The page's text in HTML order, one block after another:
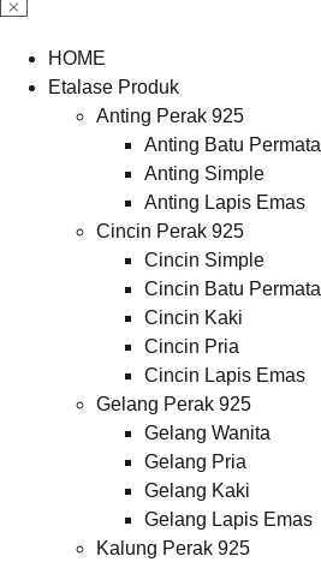
HOME
Etalase Produk
Anting Perak 925
Anting Batu Permata
Anting Simple
Anting Lapis Emas
Cincin Perak 925
Cincin Simple
Cincin Batu Permata
Cincin Kaki
Cincin Pria
Cincin Lapis Emas
Gelang Perak 925
Gelang Wanita
Gelang Pria
Gelang Kaki
Gelang Lapis Emas
Kalung Perak 925